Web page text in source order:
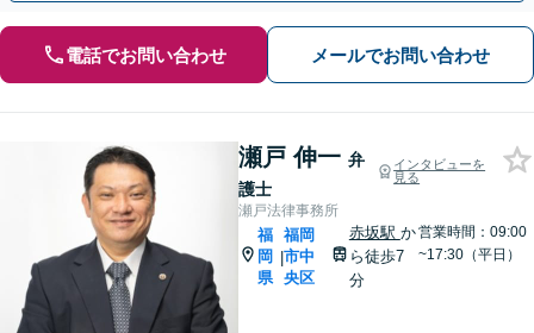
電話でお問い合わせ メールでお問い合わせ
瀬戸 伸一 弁
護士
インタビューを
見る
瀬戸法律事務所
福
岡
県
|
福岡
市中
央区
赤坂駅 か
ら徒歩7
分
営業時間：09:00
~17:30（平日）